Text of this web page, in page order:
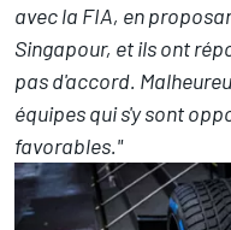
avec la FIA, en
Singapour, et ils ont
pas d'accord.
équipes qui s'y sont
favorables."